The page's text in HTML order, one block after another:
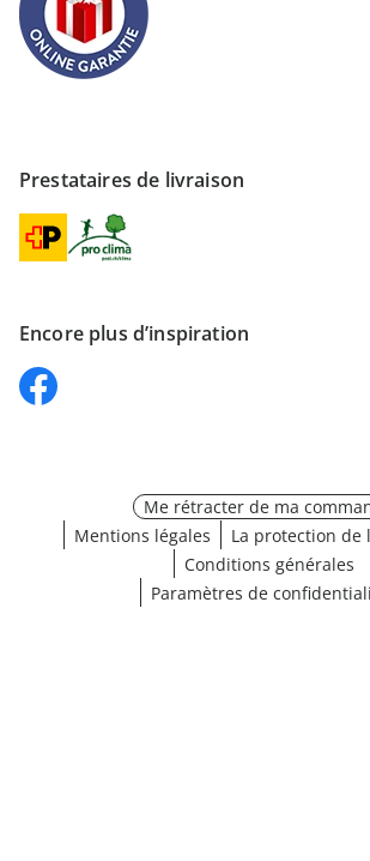
Prestataires de livraison
Encore plus d’inspiration
Me rétracter de ma
Mentions légales
La protection de
Conditions générales
Paramètres de